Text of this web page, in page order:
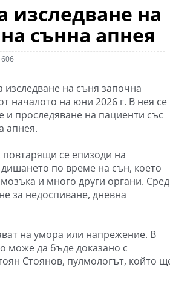
изследване на
сънна апнея
606
на съня започна
началото на юни 2026 г. В нея се
и проследяване на пациенти със
апнея.
повтарящи се епизоди на
по време на сън, което
и много други органи. Сред
за недоспиване, дневна
на умора или напрежение. В
може да бъде доказано с
Стоянов, пулмологът, който